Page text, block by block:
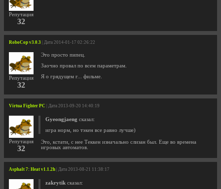
Репутация
32
RoboCop v3.0.3 | Дата 2014-01-17 02:26:22
Репутация
32
Это просто пипец.
Заочно провал по всем параметрам.
Я о грядущем г... фильме.
Virtua Fighter PC | Дата 2013-09-20 14:40:19
Репутация
32
Gyeongjaeng сказал:
игра норм, но тэкен все равно лучше)
Это, кстати, с нее Теккен изначально слизан был. Еще во времена
игровых автоматов.
Asphalt 7: Heat v1.1.2h | Дата 2013-08-21 11:38:17
zakrytik сказал: